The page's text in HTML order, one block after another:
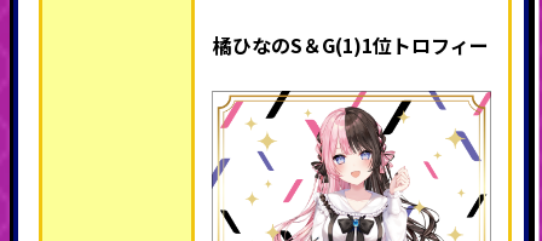
橘ひなのS＆G(1)1位トロフィー